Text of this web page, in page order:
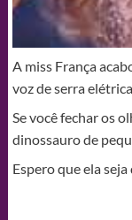
A miss França
voz de serra
Se você fechar os
dinossauro de
Espero que ela